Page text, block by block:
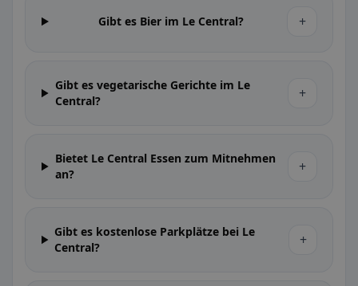
Gibt es Bier im Le Central? +
Gibt es vegetarische Gerichte im Le
Central?
+
Bietet Le Central Essen zum Mitnehmen
an?
+
Gibt es kostenlose Parkplätze bei Le
Central?
+